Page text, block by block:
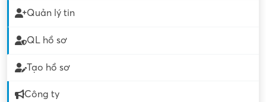
Quản lý tin
QL hồ sơ
Tạo hồ sơ
Công ty